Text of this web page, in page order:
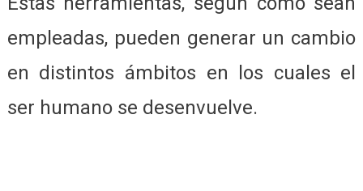
empleadas, pueden generar un cambio
en distintos ámbitos en los cuales el
ser humano se desenvuelve.